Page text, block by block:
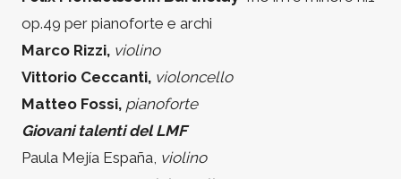
op.49 per pianoforte e archi
Marco Rizzi, violino
Vittorio Ceccanti, violoncello
Matteo Fossi, pianoforte
Giovani talenti del LMF
Paula Mejía España, violino